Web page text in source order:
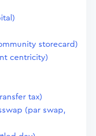
storecard)
centricity)
tax)
(par swap,